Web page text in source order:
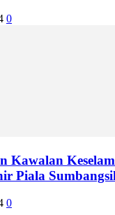
0
Kawalan
Piala
0